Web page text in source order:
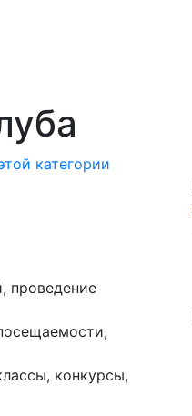
категории
проведение
конкурсы,